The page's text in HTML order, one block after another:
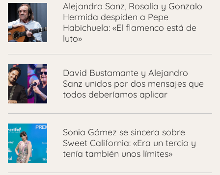
Alejandro Sanz, Rosalía y Gonzalo
Hermida despiden a Pepe
Habichuela: «El flamenco está de
luto»
David Bustamante y Alejandro
Sanz unidos por dos mensajes que
todos deberíamos aplicar
Sonia Gómez se sincera sobre
Sweet California: «Era un tercio y
tenía también unos límites»